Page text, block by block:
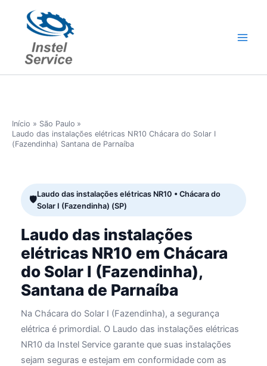
conteúdo
Início
São Paulo
Laudo das instalações elétricas NR10 Chácara do Solar I
(Fazendinha) Santana de Parnaíba
Laudo das instalações elétricas NR10 • Chácara do
Solar I (Fazendinha) (SP)
Laudo das instalações
elétricas NR10 em Chácara
do Solar I (Fazendinha),
Santana de Parnaíba
Na Chácara do Solar I (Fazendinha), a segurança
elétrica é primordial. O Laudo das instalações elétricas
NR10 da Instel Service garante que suas instalações
sejam seguras e estejam em conformidade com as